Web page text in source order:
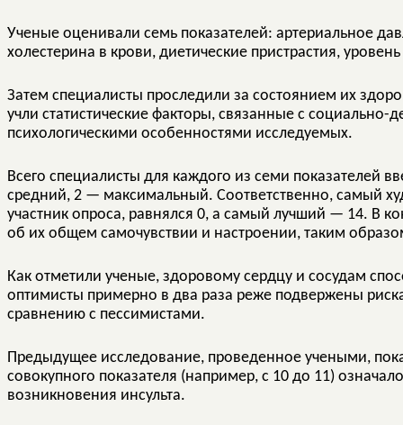
Ученые оценивали семь показателей: артериальное
холестерина в крови, диетические пристрастия,
Затем специалисты проследили за состоянием их
учли статистические факторы, связанные с
психологическими особенностями исследуемых.
Всего специалисты для каждого из семи показателей
средний, 2 — максимальный. Соответственно, самый
участник опроса, равнялся 0, а самый лучший — 14. В
об их общем самочувствии и настроении, таким
Как отметили ученые, здоровому сердцу и сосудам
оптимисты примерно в два раза реже подвержены
сравнению с пессимистами.
Предыдущее исследование, проведенное учеными,
совокупного показателя (например, с 10 до 11)
возникновения инсульта.